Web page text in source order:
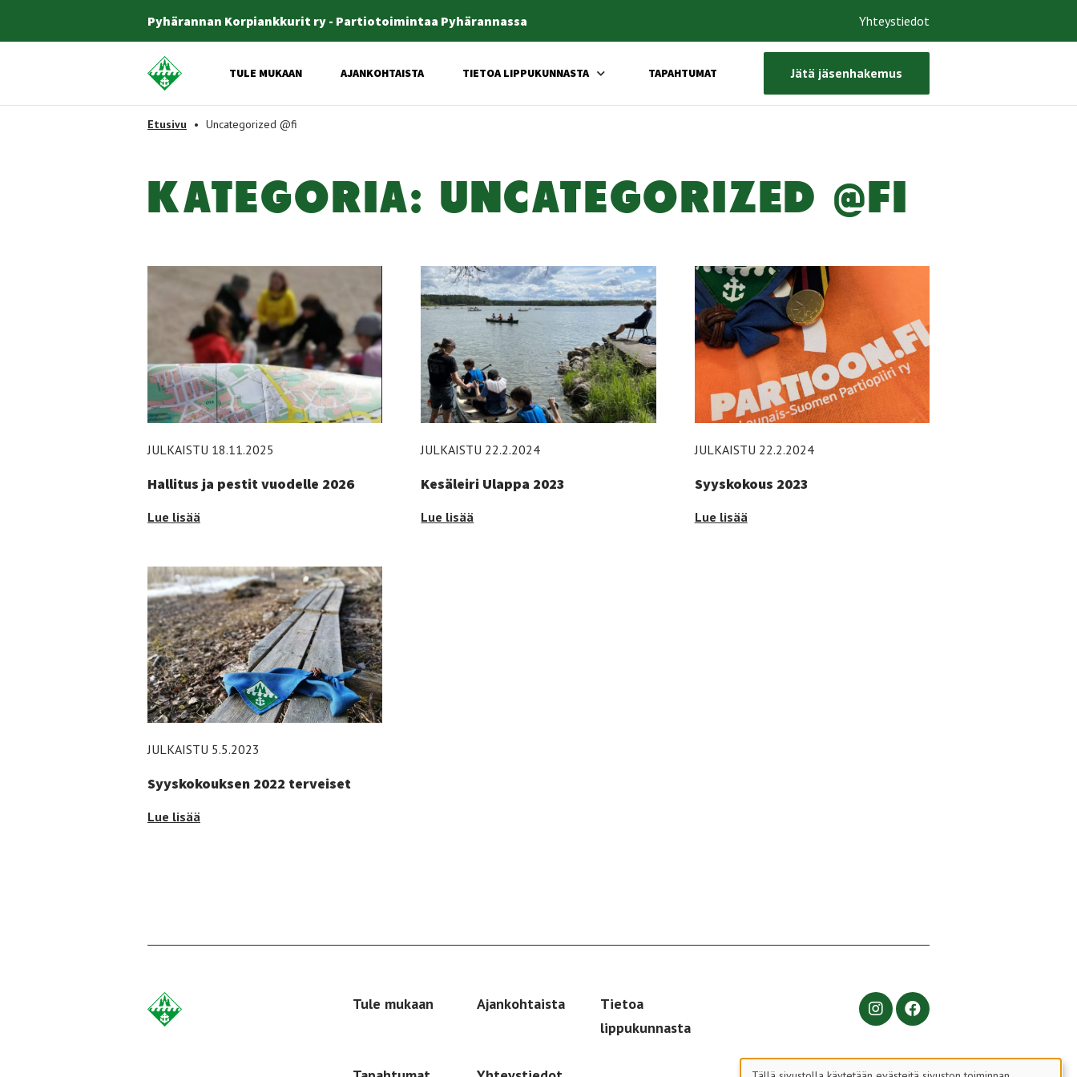
Pyhärannan Korpiankkurit ry - Partiotoimintaa Pyhärannassa Yhteystiedot
Etusivulle
TULE MUKAAN AJANKOHTAISTA TIETOA LIPPUKUNNASTA TAPAHTUMAT Jätä jäsenhakemus
Etusivu • Uncategorized @fi
KA­TE­GO­RIA: UNCA­TE­GO­RIZED @FI
JULKAISTU 18.11.2025
Hallitus ja pestit vuodelle 2026
Hallitus
vuodelle
2026
-
Lue lisää
JULKAISTU 22.2.2024
Kesäleiri Ulappa 2023
Kesäleiri
Lue lisää
JULKAISTU 22.2.2024
Syyskokous 2023
Syyskokous
Lue lisää
JULKAISTU 5.5.2023
Syyskokouksen 2022 terveiset
Syyskokouksen
Lue lisää
Etusivulle
Tule mukaan Ajankohtaista
Tietoa
lippukunnasta